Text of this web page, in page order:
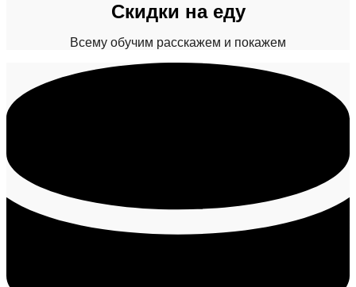
Скидки на еду
Всему обучим расскажем и покажем